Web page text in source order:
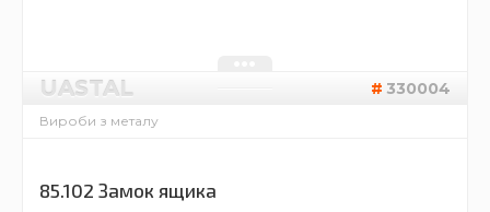
UASTAL 330004
Вироби з металу
85.102 Замок ящика